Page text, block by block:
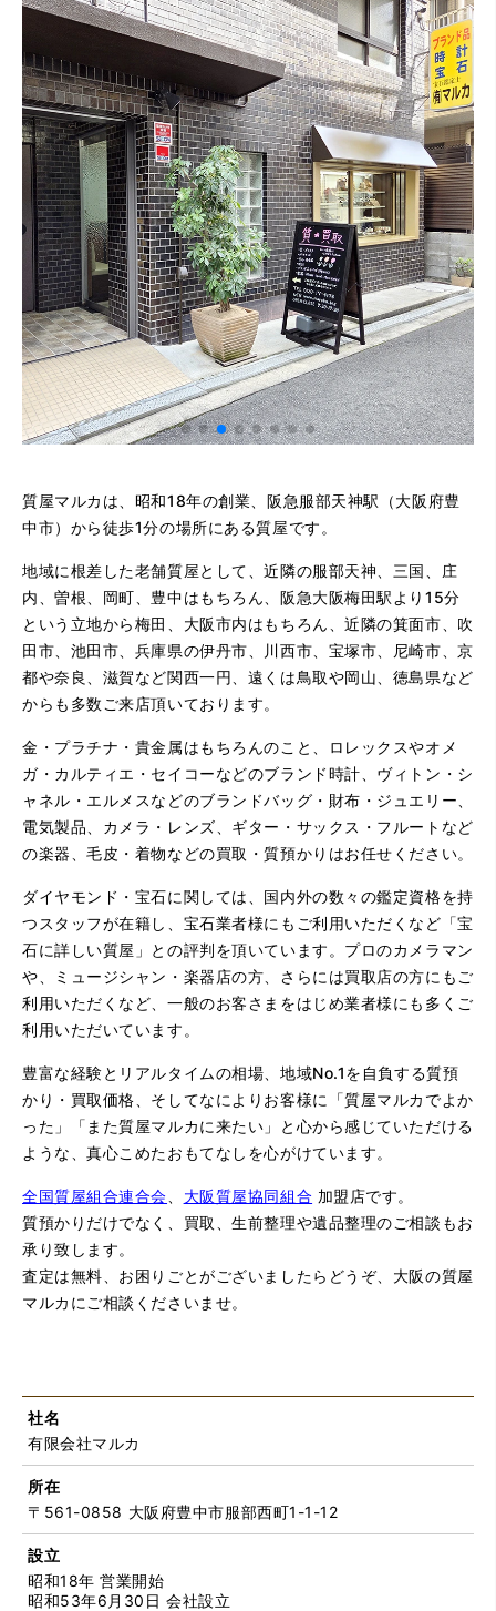
質屋マルカは、昭和18年の創業、阪急服部天神駅（大阪府豊
中市）から徒歩1分の場所にある質屋です。
地域に根差した老舗質屋として、近隣の服部天神、三国、庄
内、曽根、岡町、豊中はもちろん、阪急大阪梅田駅より15分
という立地から梅田、大阪市内はもちろん、近隣の箕面市、吹
田市、池田市、兵庫県の伊丹市、川西市、宝塚市、尼崎市、京
都や奈良、滋賀など関西一円、遠くは鳥取や岡山、徳島県など
からも多数ご来店頂いております。
金・プラチナ・貴金属はもちろんのこと、ロレックスやオメ
ガ・カルティエ・セイコーなどのブランド時計、ヴィトン・シ
ャネル・エルメスなどのブランドバッグ・財布・ジュエリー、
電気製品、カメラ・レンズ、ギター・サックス・フルートなど
の楽器、毛皮・着物などの買取・質預かりはお任せください。
ダイヤモンド・宝石に関しては、国内外の数々の鑑定資格を持
つスタッフが在籍し、宝石業者様にもご利用いただくなど「宝
石に詳しい質屋」との評判を頂いています。プロのカメラマン
や、ミュージシャン・楽器店の方、さらには買取店の方にもご
利用いただくなど、一般のお客さまをはじめ業者様にも多くご
利用いただいています。
豊富な経験とリアルタイムの相場、地域No.1を自負する質預
かり・買取価格、そしてなによりお客様に「質屋マルカでよか
った」「また質屋マルカに来たい」と心から感じていただける
ような、真心こめたおもてなしを心がけています。
全国質屋組合連合会 大阪質屋協同組合 加盟店です。
質預かりだけでなく、買取、生前整理や遺品整理のご相談もお
承り致します。
査定は無料、お困りごとがございましたらどうぞ、大阪の質屋
マルカにご相談くださいませ。
社名
有限会社マルカ
所在
〒561-0858 大阪府豊中市服部西町1-1-12
設立
昭和18年 営業開始
昭和53年6月30日 会社設立